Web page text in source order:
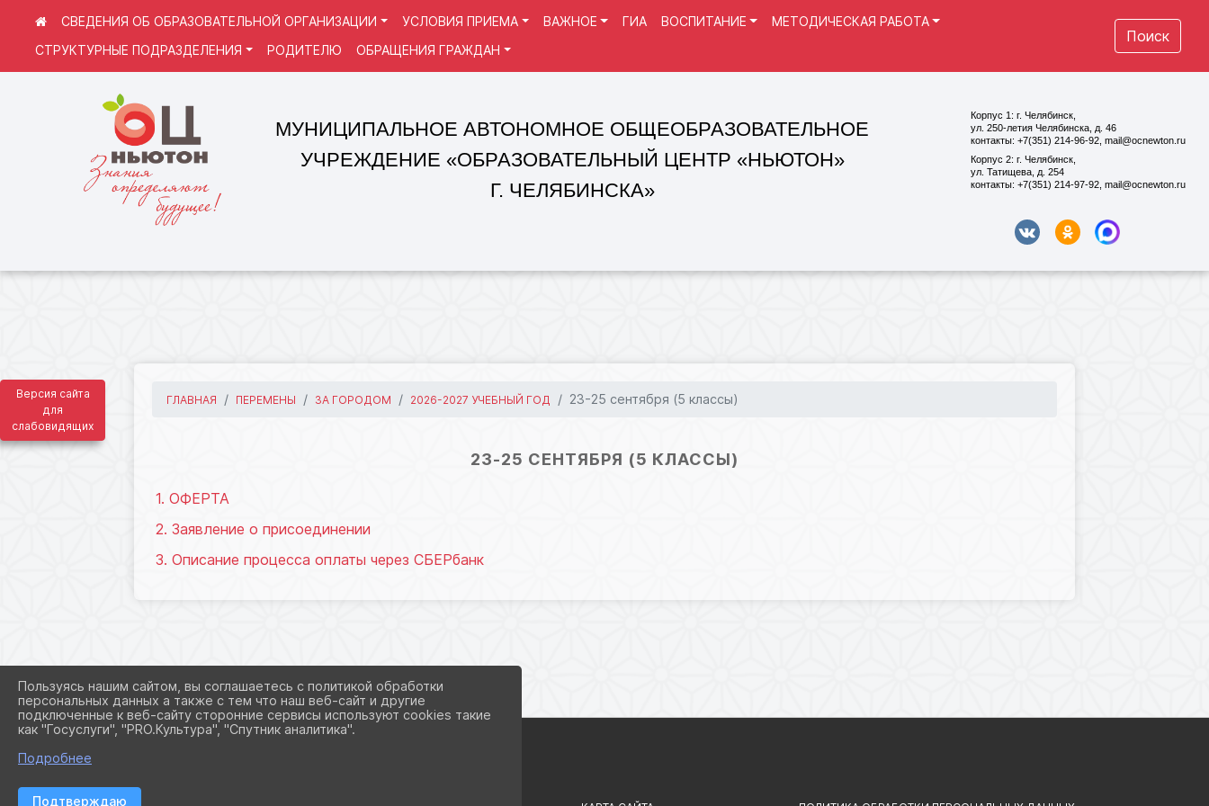
Версия сайта
для
слабовидящих
СВЕДЕНИЯ ОБ ОБРАЗОВАТЕЛЬНОЙ ОРГАНИЗАЦИИ УСЛОВИЯ ПРИЕМА ВАЖНОЕ ГИА ВОСПИТАНИЕ
МЕТОДИЧЕСКАЯ РАБОТА
СТРУКТУРНЫЕ ПОДРАЗДЕЛЕНИЯ
РОДИТЕЛЮ ОБРАЩЕНИЯ ГРАЖДАН
Поиск
ул. 250-летия Челябинска, д. 46
контакты: +7(351) 214-96-92, mail@ocnewton.ru
контакты: +7(351) 214-97-92, mail@ocnewton.ru
УЧРЕЖДЕНИЕ «ОБРАЗОВАТЕЛЬНЫЙ ЦЕНТР «НЬЮТОН»
Г. ЧЕЛЯБИНСКА»
ГЛАВНАЯ ПЕРЕМЕНЫ ЗА ГОРОДОМ 2026-2027 УЧЕБНЫЙ ГОД 23-25 сентября (5 классы)
23-25 СЕНТЯБРЯ (5 КЛАССЫ)
1. ОФЕРТА
2. Заявление о присоединении
3. Описание процесса оплаты через СБЕРбанк
Пользуясь нашим сайтом, вы соглашаетесь с политикой обработки
персональных данных а также с тем что наш веб-сайт и другие
подключенные к веб-сайту сторонние сервисы используют cookies такие
как "Госуслуги", "PRO.Культура", "Спутник аналитика".
Подробнее
Подтверждаю